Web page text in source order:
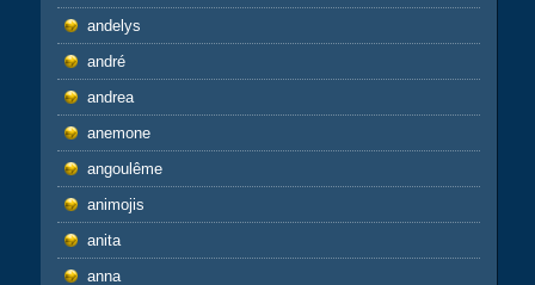
andelys
andré
andrea
anemone
angoulême
animojis
anita
anna